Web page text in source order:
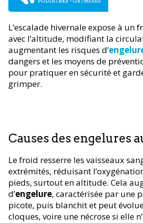
L’escalade hivernale expose à un
avec l’altitude, modifiant la
augmentant les risques d’
dangers et les moyens de
pour pratiquer en sécurité et
grimper.
Causes des engelures
Le froid resserre les vaisseaux
extrémités, réduisant
pieds, surtout en altitude. Cela
d’engelure, caractérisée par une
picote, puis blanchit et peut
cloques, voire une nécrose si elle